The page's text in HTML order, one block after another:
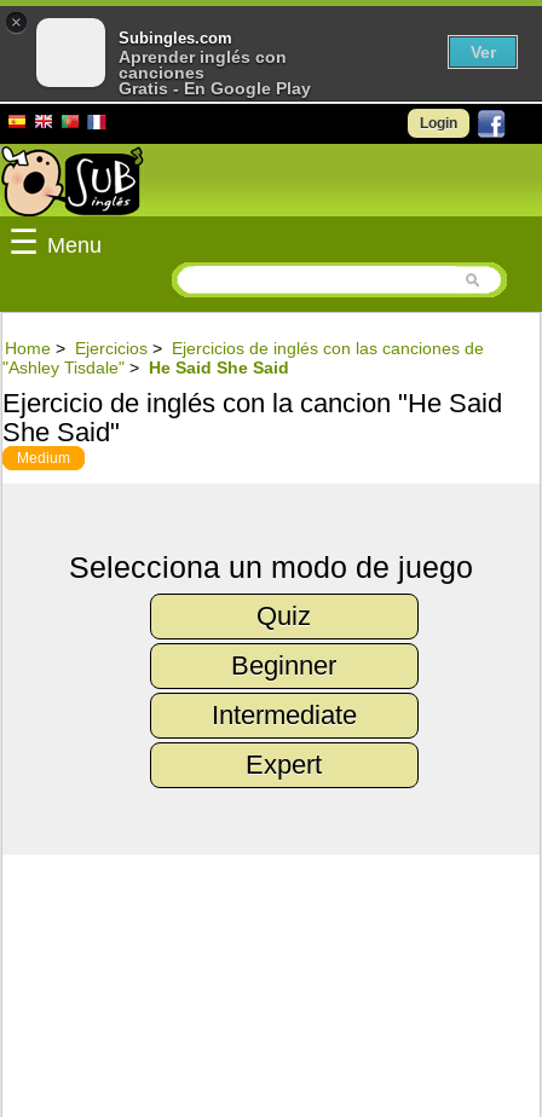
Login
☰ Menu
Home > Ejercicios > Ejercicios de inglés con las canciones de
"Ashley Tisdale" > He Said She Said
Ejercicio de inglés con la cancion "He Said
She Said"
Medium
Selecciona un modo de juego
Quiz
Beginner
Intermediate
Expert
×
Subingles.com
Aprender inglés con
canciones
Gratis - En Google Play
Ver